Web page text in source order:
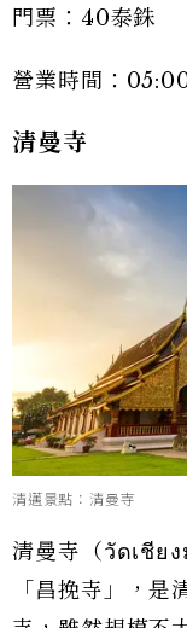
門票：40泰銖
營業時間：
清曼寺
清邁景點：清曼寺
清曼寺（วัดเชี
「昌挽寺」，